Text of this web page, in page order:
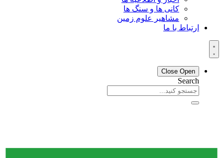
کانی ها و سنگ ها
مشاهیر علوم زمین
ارتباط با ما
Close Open
Search